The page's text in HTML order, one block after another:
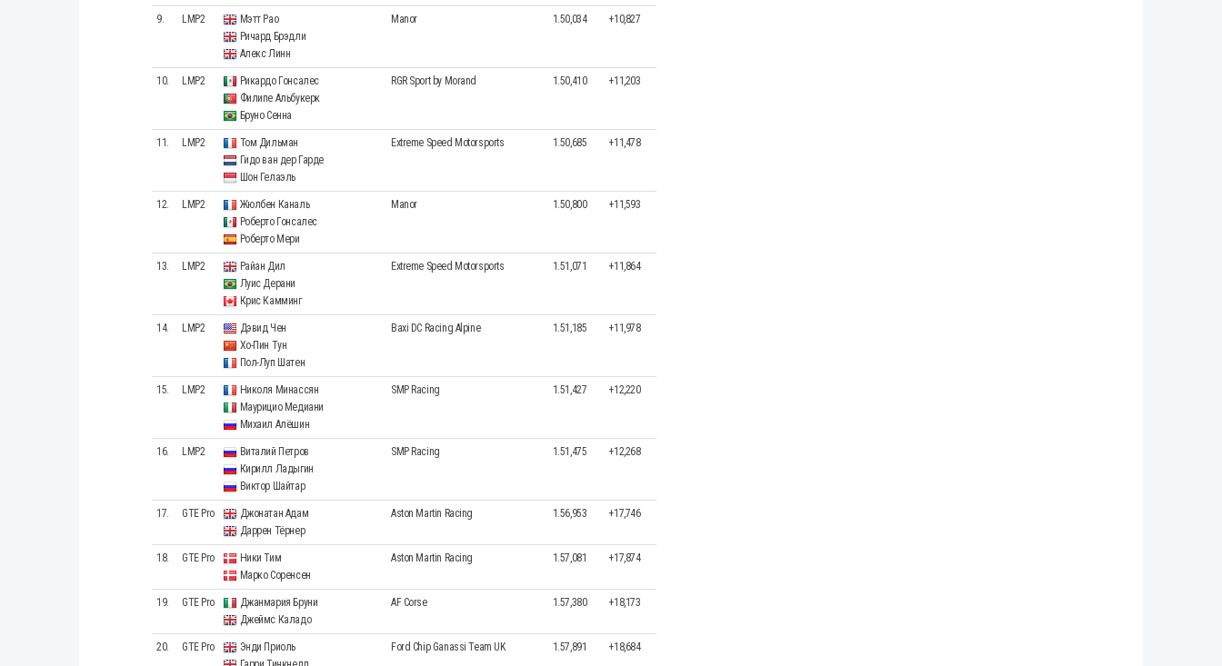
9. LMP2
Мэтт Рао
Ричард Брэдли
Алекс Линн
Manor 1.50,034 +10,827
10. LMP2
Рикардо Гонсалес
Филипе Альбукерк
Бруно Сенна
RGR Sport by Morand 1.50,410 +11,203
11. LMP2
Том Дильман
Гидо ван дер Гарде
Шон Гелаэль
Extreme Speed Motorsports 1.50,685 +11,478
12. LMP2
Жюлбен Каналь
Роберто Гонсалес
Роберто Мери
Manor 1.50,800 +11,593
13. LMP2
Райан Дил
Луис Дерани
Крис Камминг
Extreme Speed Motorsports 1.51,071 +11,864
14. LMP2
Дэвид Чен
Хо-Пин Тун
Пол-Луп Шатен
Baxi DC Racing Alpine 1.51,185 +11,978
15. LMP2
Николя Минассян
Маурицио Медиани
Михаил Алёшин
SMP Racing 1.51,427 +12,220
16. LMP2
Виталий Петров
Кирилл Ладыгин
Виктор Шайтар
SMP Racing 1.51,475 +12,268
17. GTE Pro
Джонатан Адам
Даррен Тёрнер
Aston Martin Racing 1.56,953 +17,746
18. GTE Pro
Ники Тим
Марко Соренсен
Aston Martin Racing 1.57,081 +17,874
19. GTE Pro
Джанмария Бруни
Джеймс Каладо
AF Corse 1.57,380 +18,173
20. GTE Pro
Энди Приоль
Ford Chip Ganassi Team UK 1.57,891 +18,684